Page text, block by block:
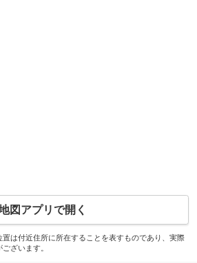
図アプリで開く
は付近住所に所在することを表すものであり、実際
ざいます。